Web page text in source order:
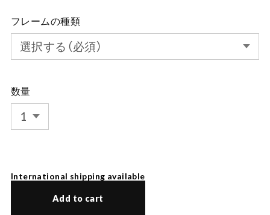
フレームの種類
数量
International shipping available
Add to cart